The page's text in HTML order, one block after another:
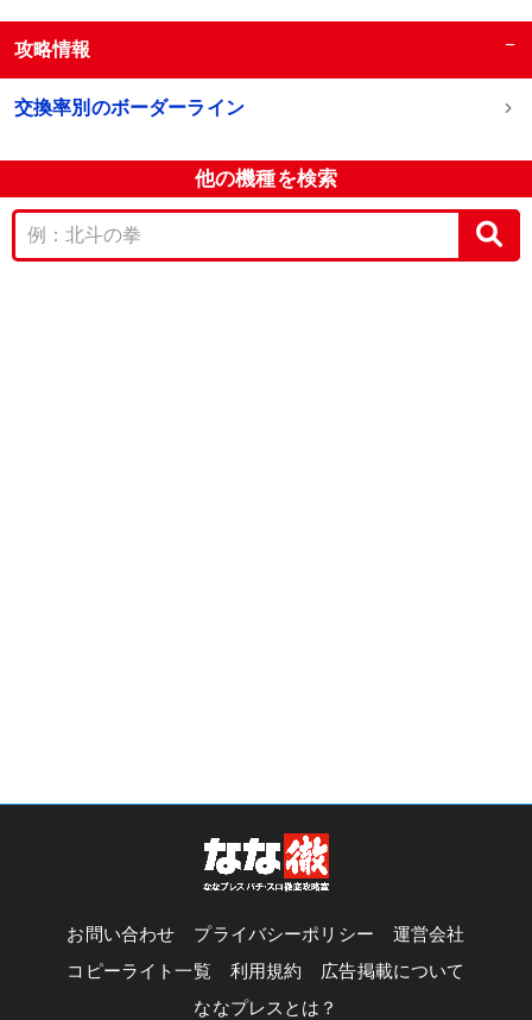
攻略情報 −
交換率別のボーダーライン
他の機種を検索
お問い合わせ プライバシーポリシー
運営会社
コピーライト一覧
利用規約
広告掲載について
ななプレスとは？